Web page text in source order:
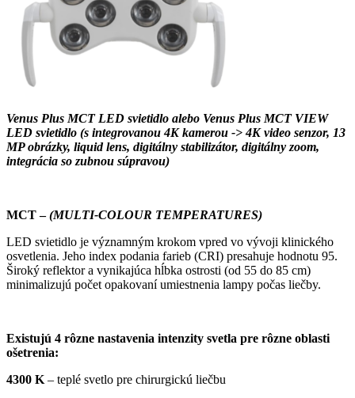
Venus Plus MCT LED svietidlo alebo Venus Plus MCT VIEW
LED svietidlo (s integrovanou 4K kamerou -> 4K video senzor, 13
MP obrázky, liquid lens, digitálny stabilizátor, digitálny zoom,
integrácia so zubnou súpravou)
MCT – (MULTI-COLOUR TEMPERATURES)
LED svietidlo je významným krokom vpred vo vývoji klinického
osvetlenia. Jeho index podania farieb (CRI) presahuje hodnotu 95.
Široký reflektor a vynikajúca hĺbka ostrosti (od 55 do 85 cm)
minimalizujú počet opakovaní umiestnenia lampy počas liečby.
Existujú 4 rôzne nastavenia intenzity svetla pre rôzne oblasti
ošetrenia:
4300 K– teplé svetlo pre chirurgickú liečbu